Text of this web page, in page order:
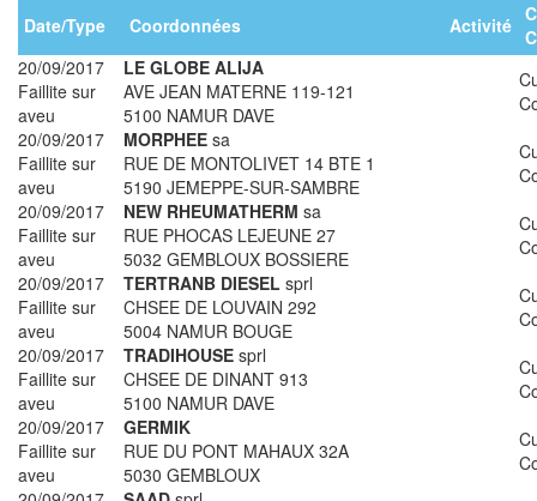
Date/Type
Coordonnées Activité
20/09/2017
Faillite sur
aveu
LE GLOBE ALIJA
AVE JEAN MATERNE 119-121
5100 NAMUR DAVE
20/09/2017
Faillite sur
aveu
MORPHEE sa
RUE DE MONTOLIVET 14 BTE 1
5190 JEMEPPE-SUR-SAMBRE
20/09/2017
Faillite sur
aveu
NEW RHEUMATHERM sa
RUE PHOCAS LEJEUNE 27
5032 GEMBLOUX BOSSIERE
20/09/2017
Faillite sur
aveu
TERTRANB DIESEL sprl
CHSEE DE LOUVAIN 292
5004 NAMUR BOUGE
20/09/2017
Faillite sur
aveu
TRADIHOUSE sprl
CHSEE DE DINANT 913
5100 NAMUR DAVE
20/09/2017
Faillite sur
aveu
GERMIK
RUE DU PONT MAHAUX 32A
5030 GEMBLOUX